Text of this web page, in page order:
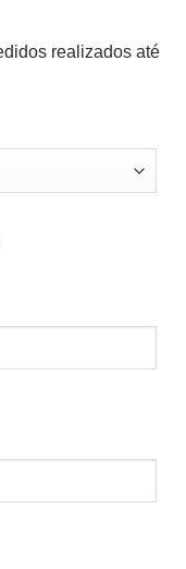
realizados até